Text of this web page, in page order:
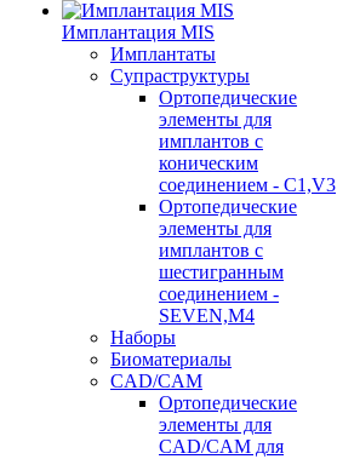
Имплантация MIS
Имплантаты
Супраструктуры
Ортопедические
элементы для
имплантов с
коническим
соединением - C1,V3
Ортопедические
элементы для
имплантов с
шестигранным
соединением -
SEVEN,M4
Наборы
Биоматериалы
CAD/CAM
Ортопедические
элементы для
CAD/CAM для